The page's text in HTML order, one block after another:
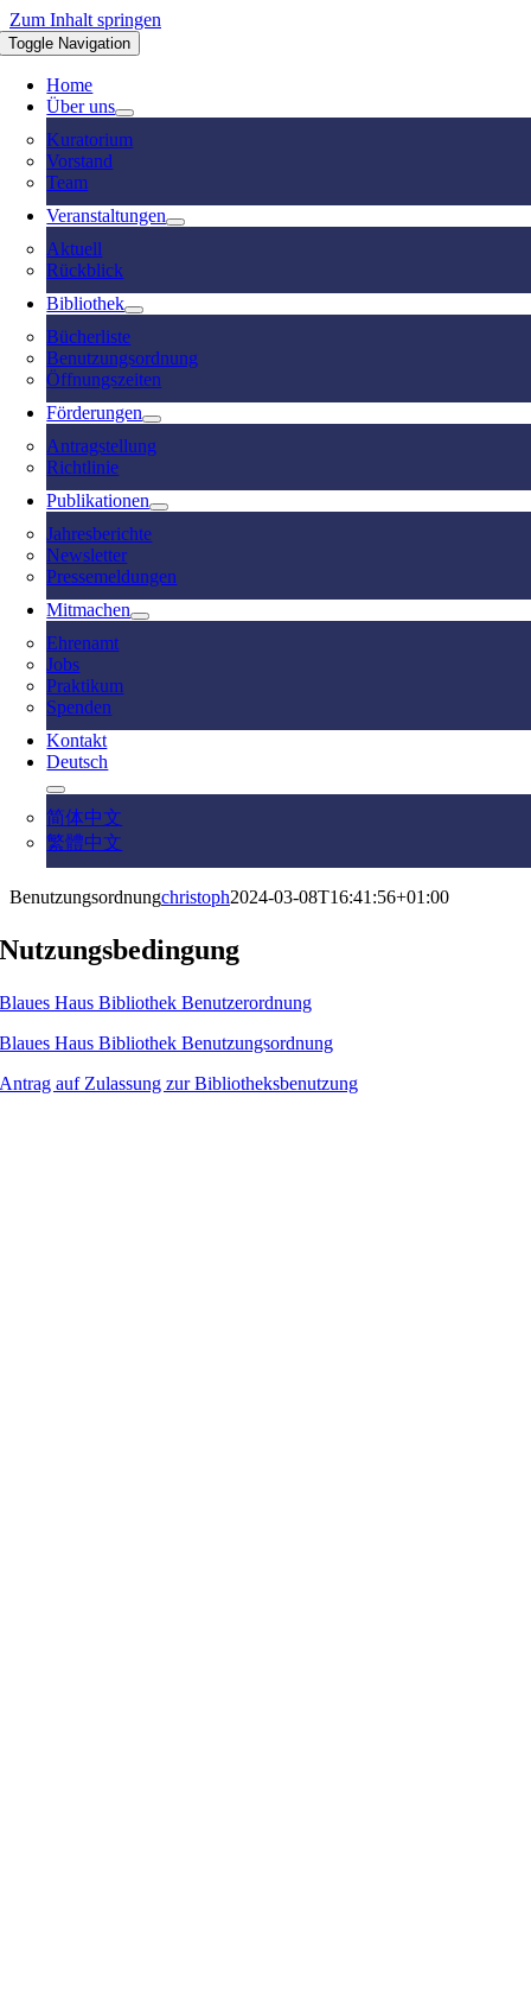
Zum Inhalt springen
Toggle Navigation
Home
Über uns
Kuratorium
Vorstand
Team
Veranstaltungen
Aktuell
Rückblick
Bibliothek
Bücherliste
Benutzungsordnung
Öffnungszeiten
Förderungen
Antragstellung
Richtlinie
Publikationen
Jahresberichte
Newsletter
Pressemeldungen
Mitmachen
Ehrenamt
Jobs
Praktikum
Spenden
Kontakt
Deutsch
简体中文
繁體中文
Benutzungsordnungchristoph2024-03-08T16:41:56+01:00
Nutzungsbedingung
Blaues Haus Bibliothek Benutzerordnung
Blaues Haus Bibliothek Benutzungsordnung
Antrag auf Zulassung zur Bibliotheksbenutzung